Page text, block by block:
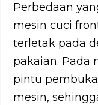
Perbedaan
mesin cuci
terletak pada
pakaian. Pada
pintu
mesin,